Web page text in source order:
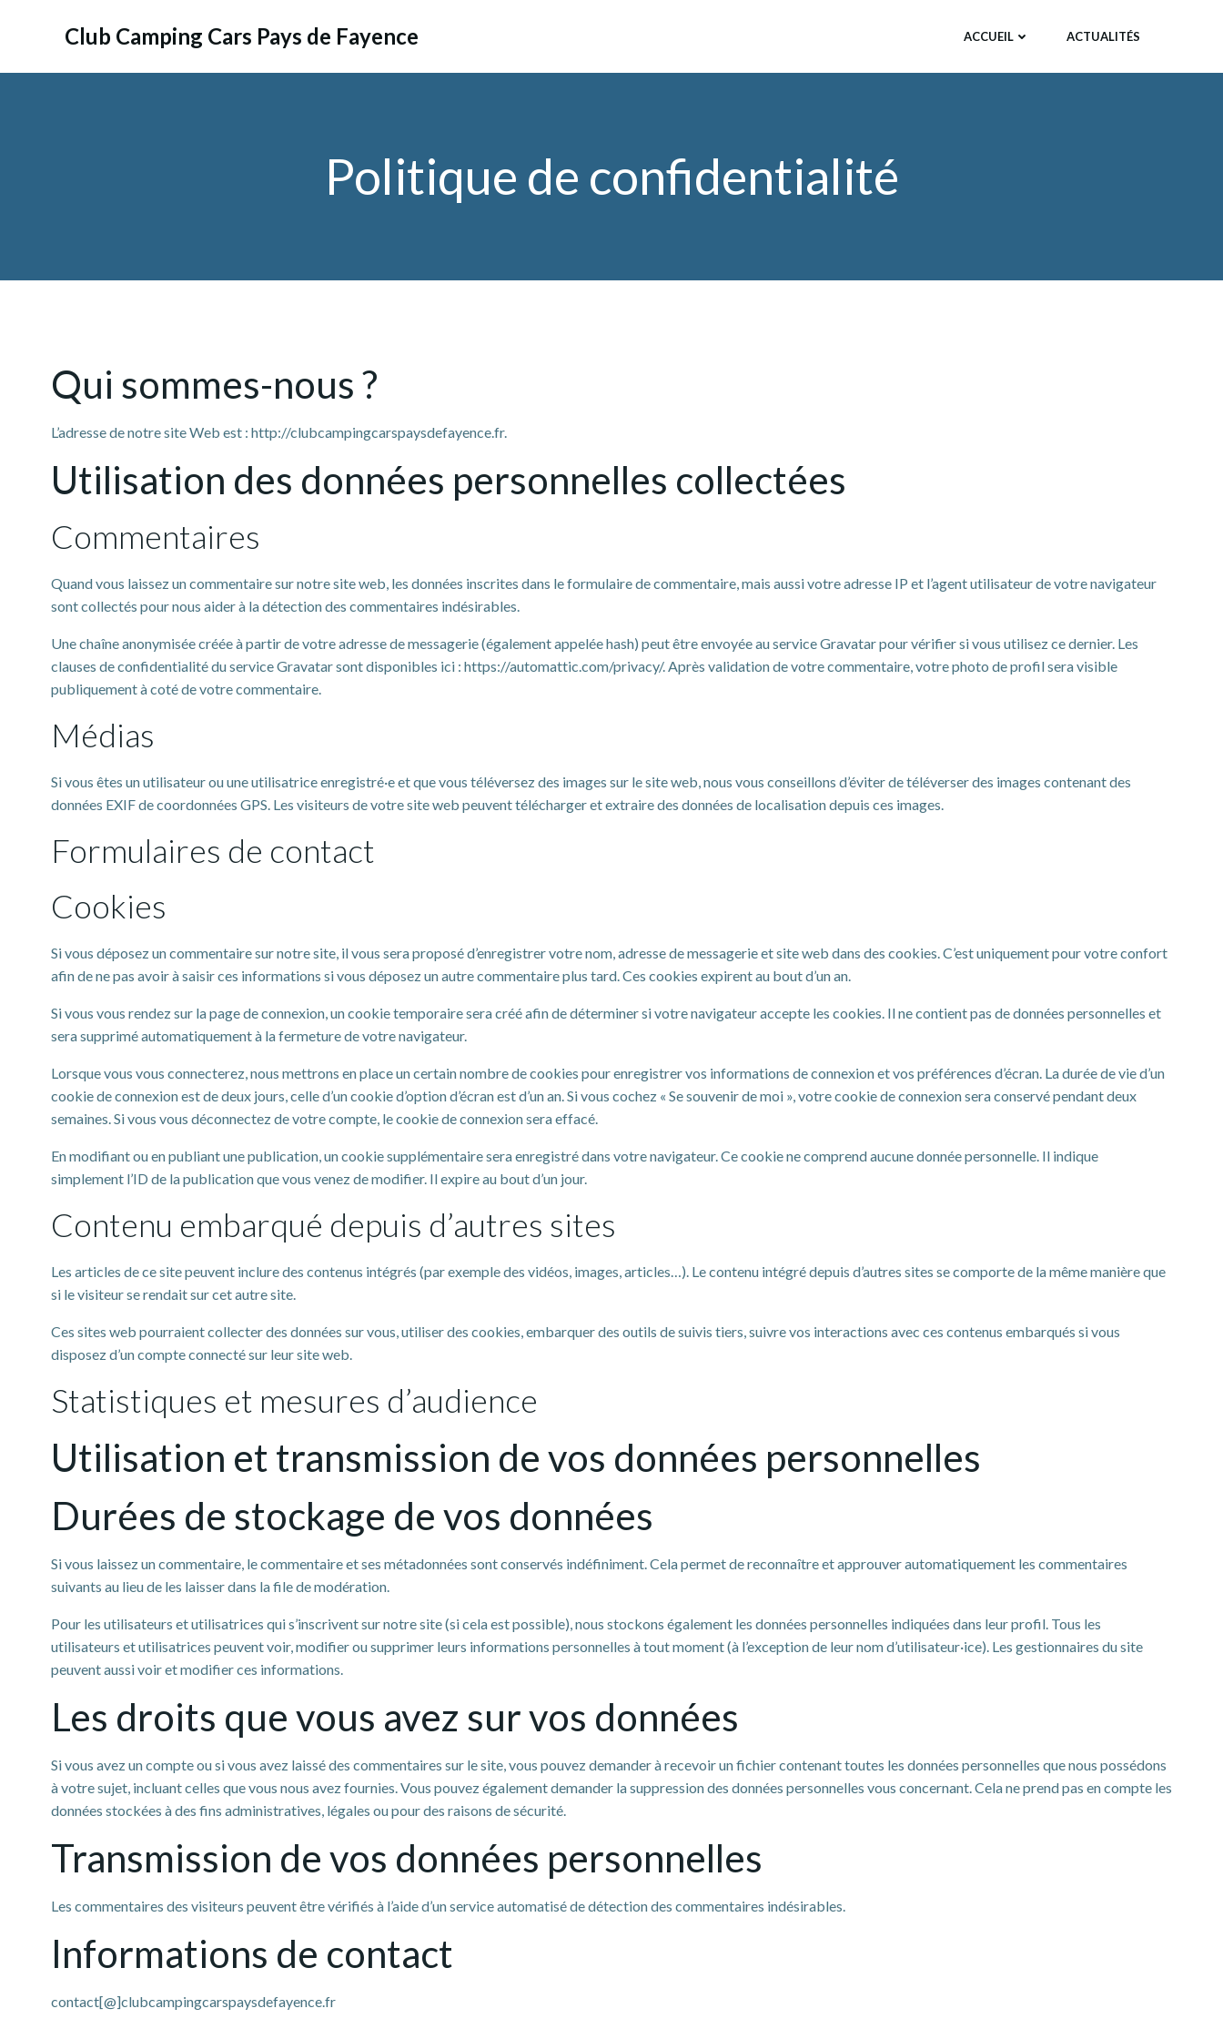
Club Camping Cars Pays de Fayence ACCUEIL ACTUALITÉS
Politique de confidentialité
Qui sommes-nous ?
L’adresse de notre site Web est : http://clubcampingcarspaysdefayence.fr.
Utilisation des données personnelles collectées
Commentaires
Quand vous laissez un commentaire sur notre site web, les données inscrites dans le formulaire de commentaire, mais aussi votre adresse IP et l’agent utilisateur de votre navigateur
sont collectés pour nous aider à la détection des commentaires indésirables.
Une chaîne anonymisée créée à partir de votre adresse de messagerie (également appelée hash) peut être envoyée au service Gravatar pour vérifier si vous utilisez ce dernier. Les
clauses de confidentialité du service Gravatar sont disponibles ici : https://automattic.com/privacy/. Après validation de votre commentaire, votre photo de profil sera visible
publiquement à coté de votre commentaire.
Médias
Si vous êtes un utilisateur ou une utilisatrice enregistré·e et que vous téléversez des images sur le site web, nous vous conseillons d’éviter de téléverser des images contenant des
données EXIF de coordonnées GPS. Les visiteurs de votre site web peuvent télécharger et extraire des données de localisation depuis ces images.
Formulaires de contact
Cookies
Si vous déposez un commentaire sur notre site, il vous sera proposé d’enregistrer votre nom, adresse de messagerie et site web dans des cookies. C’est uniquement pour votre confort
afin de ne pas avoir à saisir ces informations si vous déposez un autre commentaire plus tard. Ces cookies expirent au bout d’un an.
Si vous vous rendez sur la page de connexion, un cookie temporaire sera créé afin de déterminer si votre navigateur accepte les cookies. Il ne contient pas de données personnelles et
sera supprimé automatiquement à la fermeture de votre navigateur.
Lorsque vous vous connecterez, nous mettrons en place un certain nombre de cookies pour enregistrer vos informations de connexion et vos préférences d’écran. La durée de vie d’un
cookie de connexion est de deux jours, celle d’un cookie d’option d’écran est d’un an. Si vous cochez « Se souvenir de moi », votre cookie de connexion sera conservé pendant deux
semaines. Si vous vous déconnectez de votre compte, le cookie de connexion sera effacé.
En modifiant ou en publiant une publication, un cookie supplémentaire sera enregistré dans votre navigateur. Ce cookie ne comprend aucune donnée personnelle. Il indique
simplement l’ID de la publication que vous venez de modifier. Il expire au bout d’un jour.
Contenu embarqué depuis d’autres sites
Les articles de ce site peuvent inclure des contenus intégrés (par exemple des vidéos, images, articles…). Le contenu intégré depuis d’autres sites se comporte de la même manière que
si le visiteur se rendait sur cet autre site.
Ces sites web pourraient collecter des données sur vous, utiliser des cookies, embarquer des outils de suivis tiers, suivre vos interactions avec ces contenus embarqués si vous
disposez d’un compte connecté sur leur site web.
Statistiques et mesures d’audience
Utilisation et transmission de vos données personnelles
Durées de stockage de vos données
Si vous laissez un commentaire, le commentaire et ses métadonnées sont conservés indéfiniment. Cela permet de reconnaître et approuver automatiquement les commentaires
suivants au lieu de les laisser dans la file de modération.
Pour les utilisateurs et utilisatrices qui s’inscrivent sur notre site (si cela est possible), nous stockons également les données personnelles indiquées dans leur profil. Tous les
utilisateurs et utilisatrices peuvent voir, modifier ou supprimer leurs informations personnelles à tout moment (à l’exception de leur nom d’utilisateur·ice). Les gestionnaires du site
peuvent aussi voir et modifier ces informations.
Les droits que vous avez sur vos données
Si vous avez un compte ou si vous avez laissé des commentaires sur le site, vous pouvez demander à recevoir un fichier contenant toutes les données personnelles que nous possédons
à votre sujet, incluant celles que vous nous avez fournies. Vous pouvez également demander la suppression des données personnelles vous concernant. Cela ne prend pas en compte les
données stockées à des fins administratives, légales ou pour des raisons de sécurité.
Transmission de vos données personnelles
Les commentaires des visiteurs peuvent être vérifiés à l’aide d’un service automatisé de détection des commentaires indésirables.
Informations de contact
contact[@]clubcampingcarspaysdefayence.fr